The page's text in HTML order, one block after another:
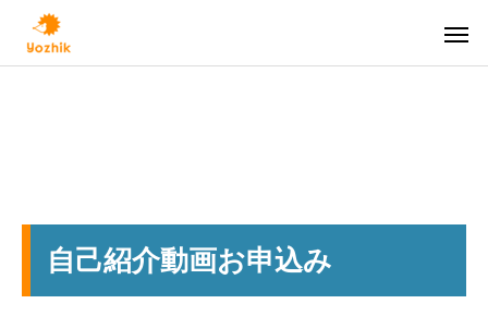
自己紹介動画お申込み